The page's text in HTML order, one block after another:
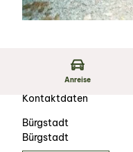
Anreise
Kontaktdaten
Bürgstadt
Bürgstadt